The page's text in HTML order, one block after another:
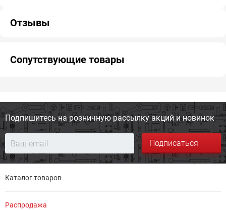
Отзывы
Сопутствующие товары
Подпишитесь на розничную рассылку акций и новинок
Подписаться
Каталог товаров
Распродажа